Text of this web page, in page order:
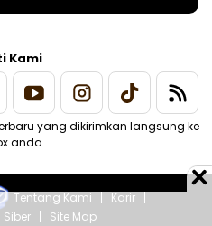
Kami
yang dikirimkan langsung ke
anda
Tentang Kami
Karir
Site Map